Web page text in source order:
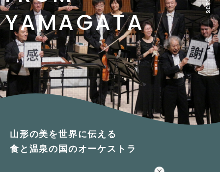
YAMAGATA
山形の美を世界に伝える
食と温泉の国のオーケストラ